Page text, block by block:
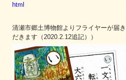
html
清瀬市郷土博物館よりフライヤーが届
だきます（2020.2.12追記））